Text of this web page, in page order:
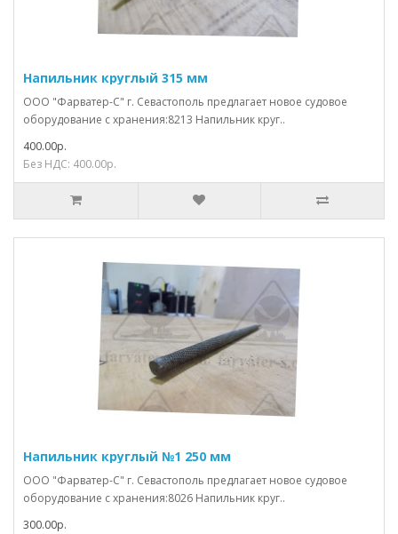
Напильник круглый 315 мм
ООО "Фарватер-С" г. Севастополь предлагает новое судовое
оборудование с хранения:8213 Напильник круг..
400.00р.
Без НДС: 400.00р.
Напильник круглый №1 250 мм
ООО "Фарватер-С" г. Севастополь предлагает новое судовое
оборудование с хранения:8026 Напильник круг..
300.00р.